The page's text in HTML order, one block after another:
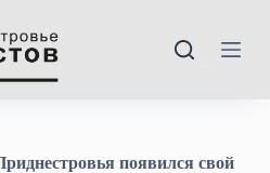
появился свой